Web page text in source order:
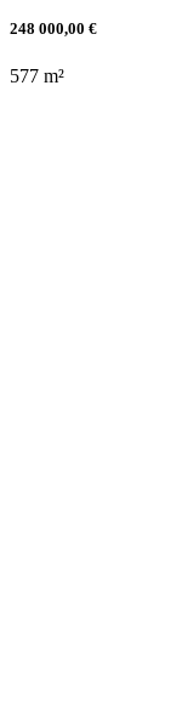
248 000,00 €
577 m²